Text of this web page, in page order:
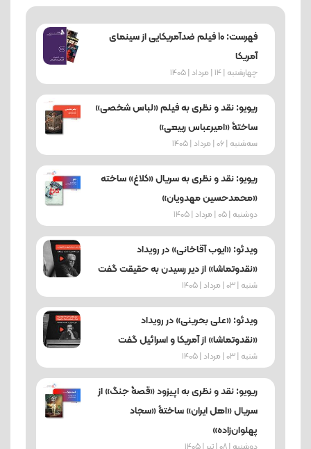
فهرست: 10 فیلم ضدآمریکایی از سینمای
آمریکا
چهارشنبه | 14 | مرداد | 1405
ریویو: نقد و نظری به فیلم «لباس شخصی»
ساختۀ «امیرعباس ربیعی»
ﺳﻪشنبه | 06 | مرداد | 1405
ریویو: نقد و نظری به سریال «کلاغ» ساخته
«محمدحسین مهدویان»
دوشنبه | 05 | مرداد | 1405
ویدئو: «ایوب آقاخانی» در رویداد
«نقدوتماشا» از دیر رسیدن به حقیقت گفت
شنبه | 03 | مرداد | 1405
ویدئو: «علی بحرینی» در رویداد
«نقدوتماشا» از آمریکا و اسرائیل گفت
شنبه | 03 | مرداد | 1405
ریویو: نقد و نظری به اپیزود «قصۀ جنگ» از
سریال «اهل ایران» ساختۀ «سجاد
پهلوان‌زاده»